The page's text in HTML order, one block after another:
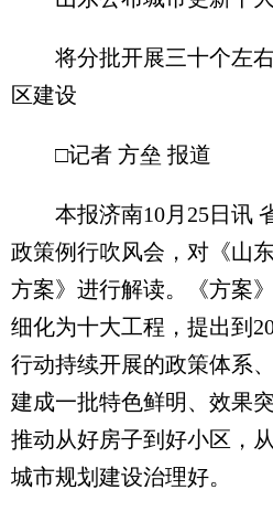
将分批开展三十个左右
区建设
□记者 方垒 报道
本报济南10月25日讯
政策例行吹风会，对《山
方案》进行解读。《方案
细化为十大工程，提出到
行动持续开展的政策体系
建成一批特色鲜明、效果
推动从好房子到好小区，
城市规划建设治理好。